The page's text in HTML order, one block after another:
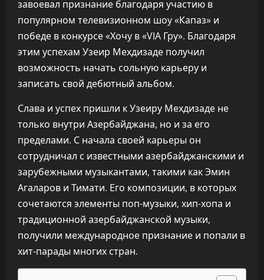
завоевал признание благодаря участию в
популярном телевизионном шоу «Капаз» и
победе в конкурсе «Хочу в «VIA Гру». Благодаря
этим успехам Узеир Мехдизаде получил
возможность начать сольную карьеру и
записать свой дебютный альбом.
Слава и успех пришли к Узеиру Мехдизаде не
только внутри Азербайджана, но и за его
пределами. С начала своей карьеры он
сотрудничал с известными азербайджанскими и
зарубежными музыкантами, такими как Эмин
Агаларов и Тимати. Его композиции, в которых
сочетаются элементы поп-музыки, хип-хопа и
традиционной азербайджанской музыки,
получили международное признание и попали в
хит-парады многих стран.